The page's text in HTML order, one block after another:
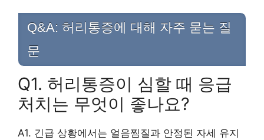
Q&A: 허리통증에 대해 자주 묻는 질
문
Q1. 허리통증이 심할 때 응급
처치는 무엇이 좋나요?
A1. 긴급 상황에서는 얼음찜질과 안정된 자세 유지